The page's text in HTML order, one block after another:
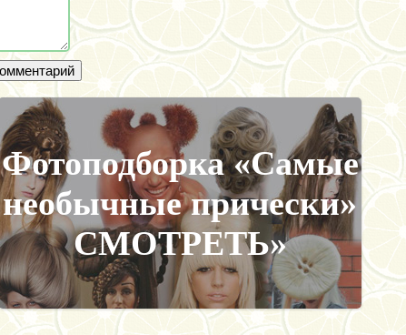
Фотоподборка «Самые
необычные прически»
СМОТРЕТЬ»